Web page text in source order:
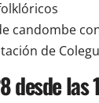
candombe
de
desde las